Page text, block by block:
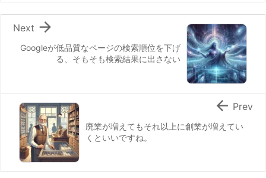
Googleが低品質なページの検索順位を下げ
る、そもそも検索結果に出さない

Next
廃業が増えてもそれ以上に創業が増えてい
くといいですね。
 Prev